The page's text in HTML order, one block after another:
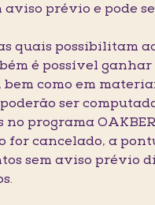
prévio e pode
quais possibilitam
é possível
como em
ser
programa
for cancelado, a
sem aviso prévio